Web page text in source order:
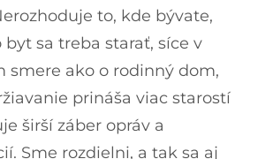
to, kde bývate,
byt sa treba starať, síce v
smere ako o rodinný dom,
prináša viac starostí
širší záber opráv a
Sme rozdielni, a tak sa aj